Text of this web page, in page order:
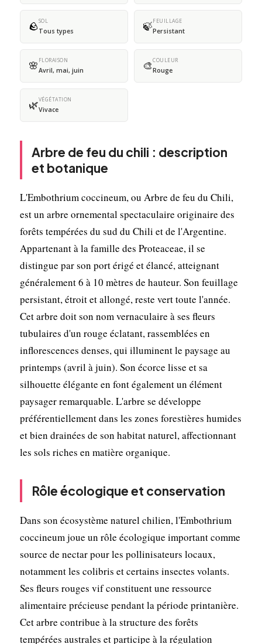
🪨SOL
Tous types 🍃FEUILLAGE
Persistant
🌸 FLORAISON
Avril, mai, juin 🎨COULEUR
Rouge
🌿VÉGÉTATION
Vivace
Arbre de feu du chili : description
et botanique
L'Embothrium coccineum, ou Arbre de feu du Chili,
est un arbre ornemental spectaculaire originaire des
forêts tempérées du sud du Chili et de l'Argentine.
Appartenant à la famille des Proteaceae, il se
distingue par son port érigé et élancé, atteignant
généralement 6 à 10 mètres de hauteur. Son feuillage
persistant, étroit et allongé, reste vert toute l'année.
Cet arbre doit son nom vernaculaire à ses fleurs
tubulaires d'un rouge éclatant, rassemblées en
inflorescences denses, qui illuminent le paysage au
printemps (avril à juin). Son écorce lisse et sa
silhouette élégante en font également un élément
paysager remarquable. L'arbre se développe
préférentiellement dans les zones forestières humides
et bien drainées de son habitat naturel, affectionnant
les sols riches en matière organique.
Rôle écologique et conservation
Dans son écosystème naturel chilien, l'Embothrium
coccineum joue un rôle écologique important comme
source de nectar pour les pollinisateurs locaux,
notamment les colibris et certains insectes volants.
Ses fleurs rouges vif constituent une ressource
alimentaire précieuse pendant la période printanière.
Cet arbre contribue à la structure des forêts
tempérées australes et participe à la régulation